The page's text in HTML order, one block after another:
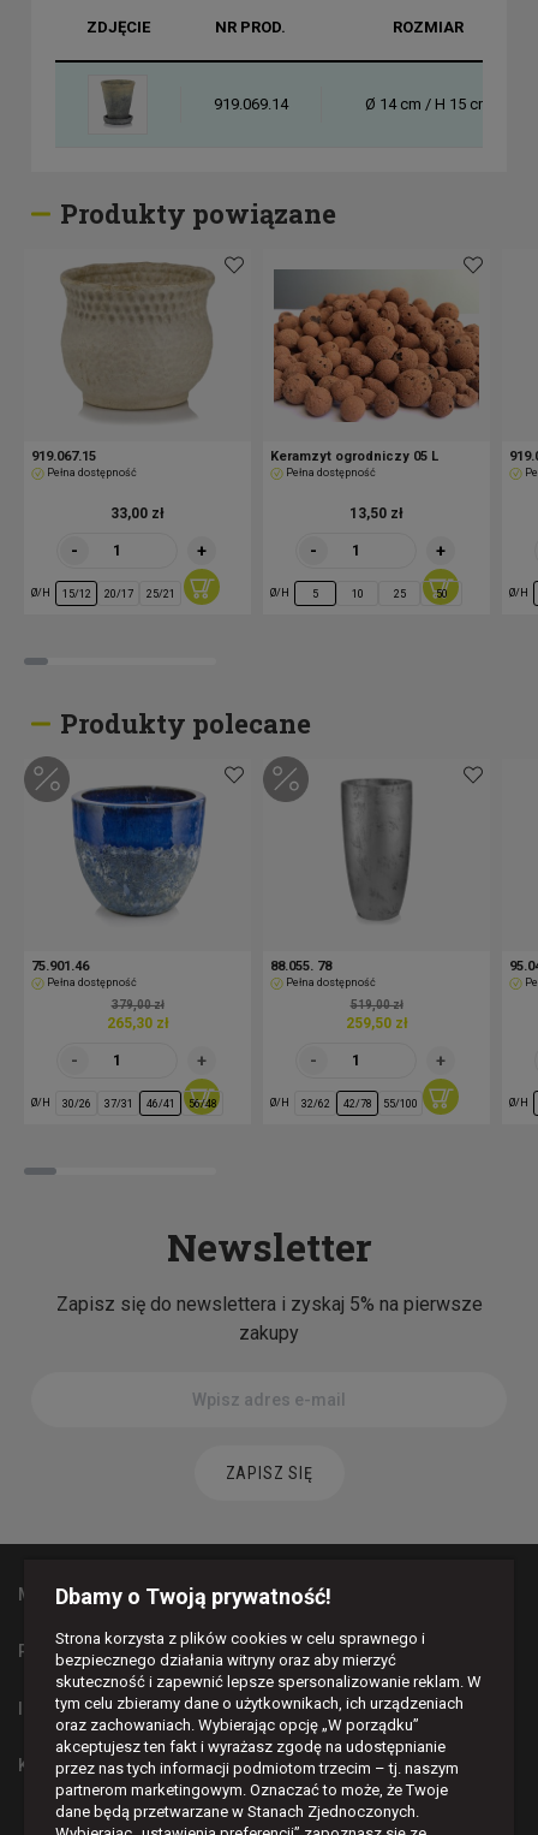
ZDJĘCIE NR PROD. ROZMIAR
919.069.14 Ø 14 cm / H 15 cm
Produkty powiązane
919.067.15
Pełna dostępność
33,00 zł
- +
Ø/H 15/12 20/17 25/21
Keramzyt ogrodniczy 05 L
Pełna dostępność
13,50 zł
- +
Ø/H 5 10 25 50 Ø/H
Produkty polecane
75.901.46
Pełna dostępność
379,00 zł
265,30 zł
Ø/H 30/26 37/31 46/41 56/48
88.055. 78
Pełna dostępność
519,00 zł
259,50 zł
Ø/H 32/62 42/78 55/100 Ø/H
Newsletter
Zapisz się do newslettera i zyskaj 5% na pierwsze
zakupy
ZAPISZ SIĘ
MAPA STRONY
PŁATNOŚCI I DOSTAWA
INFORMACJE
KONTAKT
BĄDŹMY W KONTAKCIE
Dbamy o Twoją prywatność!
Strona korzysta z plików cookies w celu sprawnego i
bezpiecznego działania witryny oraz aby mierzyć
skuteczność i zapewnić lepsze spersonalizowanie reklam. W
tym celu zbieramy dane o użytkownikach, ich urządzeniach
oraz zachowaniach. Wybierając opcję „W porządku”
akceptujesz ten fakt i wyrażasz zgodę na udostępnianie
przez nas tych informacji podmiotom trzecim – tj. naszym
partnerom marketingowym. Oznaczać to może, że Twoje
dane będą przetwarzane w Stanach Zjednoczonych.